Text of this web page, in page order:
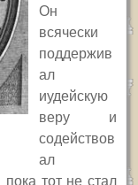
Он
всячески
поддержив
ал
иудейскую
веру и
содействов
ал
тот не стал